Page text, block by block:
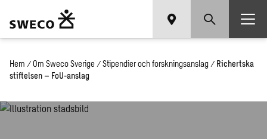
Hem / Om Sweco Sverige / Stipendier och forskningsanslag / Richertska
stiftelsen – FoU-anslag